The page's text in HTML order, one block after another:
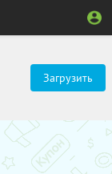
Загрузить